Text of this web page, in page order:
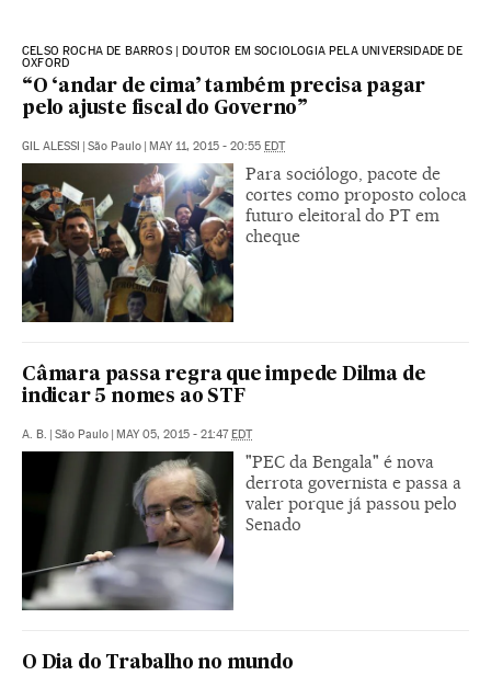
CELSO ROCHA DE BARROS | DOUTOR EM SOCIOLOGIA PELA UNIVERSIDADE DE
OXFORD
“O ‘andar de cima’ também precisa pagar
pelo ajuste fiscal do Governo”
GIL ALESSI | São Paulo | MAY 11, 2015 - 20:55 EDT
Para sociólogo, pacote de
cortes como proposto coloca
futuro eleitoral do PT em
cheque
Câmara passa regra que impede Dilma de
indicar 5 nomes ao STF
A. B. | São Paulo | MAY 05, 2015 - 21:47EDT
"PEC da Bengala" é nova
derrota governista e passa a
valer porque já passou pelo
Senado
O Dia do Trabalho no mundo